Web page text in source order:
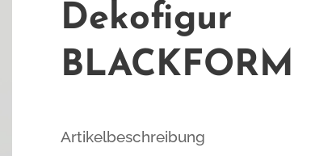
Dekofigur
BLACKFORM
Artikelbeschreibung